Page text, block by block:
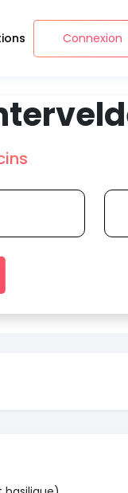
Connexion